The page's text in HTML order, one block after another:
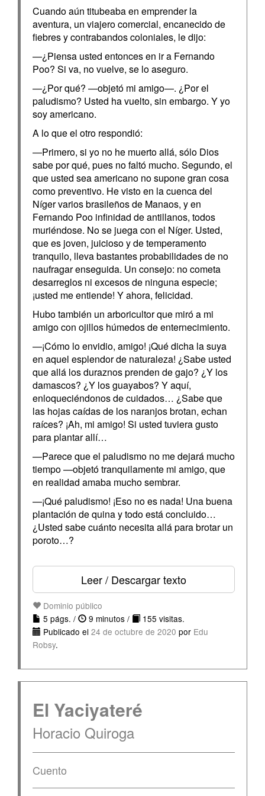
Cuando aún titubeaba en emprender la
aventura, un viajero comercial, encanecido de
fiebres y contrabandos coloniales, le dijo:
—¿Piensa usted entonces en ir a Fernando
Poo? Si va, no vuelve, se lo aseguro.
—¿Por qué? —objetó mi amigo—. ¿Por el
paludismo? Usted ha vuelto, sin embargo. Y yo
soy americano.
A lo que el otro respondió:
—Primero, si yo no he muerto allá, sólo Dios
sabe por qué, pues no faltó mucho. Segundo, el
que usted sea americano no supone gran cosa
como preventivo. He visto en la cuenca del
Níger varios brasileños de Manaos, y en
Fernando Poo infinidad de antillanos, todos
muriéndose. No se juega con el Níger. Usted,
que es joven, juicioso y de temperamento
tranquilo, lleva bastantes probabilidades de no
naufragar enseguida. Un consejo: no cometa
desarreglos ni excesos de ninguna especie;
¡usted me entiende! Y ahora, felicidad.
Hubo también un arboricultor que miró a mi
amigo con ojillos húmedos de enternecimiento.
—¡Cómo lo envidio, amigo! ¡Qué dicha la suya
en aquel esplendor de naturaleza! ¿Sabe usted
que allá los duraznos prenden de gajo? ¿Y los
damascos? ¿Y los guayabos? Y aquí,
enloqueciéndonos de cuidados… ¿Sabe que
las hojas caídas de los naranjos brotan, echan
raíces? ¡Ah, mi amigo! Si usted tuviera gusto
para plantar allí…
—Parece que el paludismo no me dejará mucho
tiempo —objetó tranquilamente mi amigo, que
en realidad amaba mucho sembrar.
—¡Qué paludismo! ¡Eso no es nada! Una buena
plantación de quina y todo está concluido…
¿Usted sabe cuánto necesita allá para brotar un
poroto…?
Leer / Descargar texto
Dominio público
5 págs. /
9 minutos /
155 visitas.
Publicado el 24 de octubre de 2020 por Edu
Robsy.
El Yaciyateré
Horacio Quiroga
Cuento